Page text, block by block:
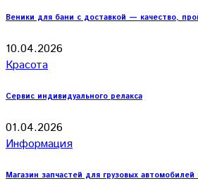
Веники для бани с доставкой — качество,
10.04.2026
Красота
Сервис индивидуального релакса
01.04.2026
Информация
Магазин запчастей для грузовых